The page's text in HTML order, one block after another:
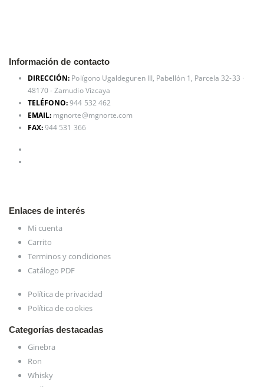
Información de contacto
DIRECCIÓN: Polígono Ugaldeguren III, Pabellón 1, Parcela 32-33 ·
48170 - Zamudio Vizcaya
TELÉFONO:944 532 462
EMAIL: mgnorte@mgnorte.com
FAX:944 531 366
Enlaces de interés
Mi cuenta
Carrito
Terminos y condiciones
Catálogo PDF
Política de privacidad
Política de cookies
Categorías destacadas
Ginebra
Ron
Whisky